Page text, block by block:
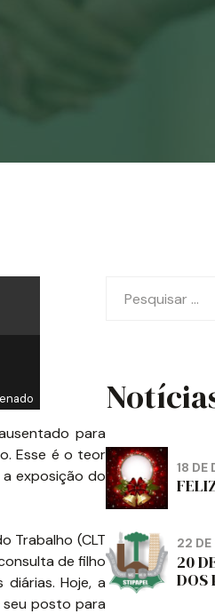
para
Esse é o teor
exposição do
Trabalho (CLT
de filho
Hoje, a
posto para
por:
18 DE
22
20
DOS